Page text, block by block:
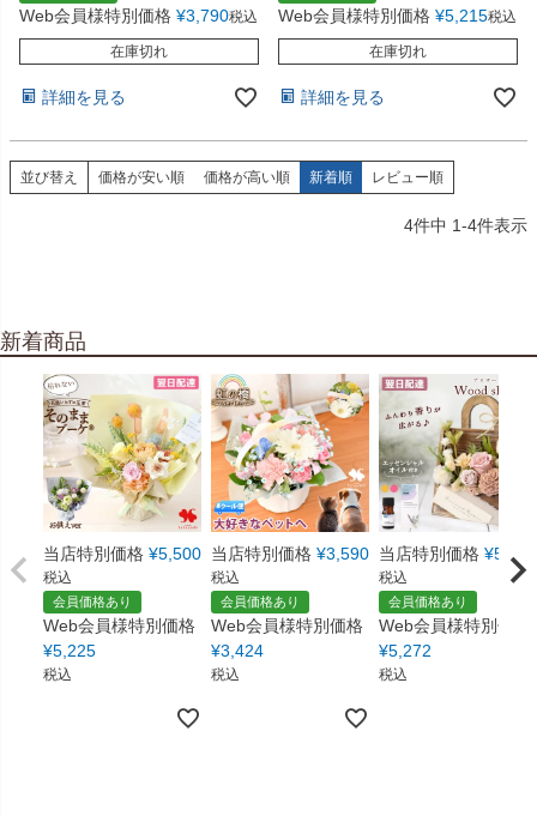
Web会員様特別価格 ¥3,790税込
在庫切れ
詳細を見る
Web会員様特別価格 ¥5,215税込
在庫切れ
詳細を見る
並び替え 価格が安い順 価格が高い順 新着順 レビュー順
4件中 1-4件表示
新着商品
当店特別価格 ¥5,500
税込
会員価格あり
Web会員様特別価格
¥5,225
税込
当店特別価格 ¥3,590
税込
会員価格あり
Web会員様特別価格
¥3,424
税込
当店特別価格 ¥5,550
税込
会員価格あり
Web会員様特別価格
¥5,272
税込